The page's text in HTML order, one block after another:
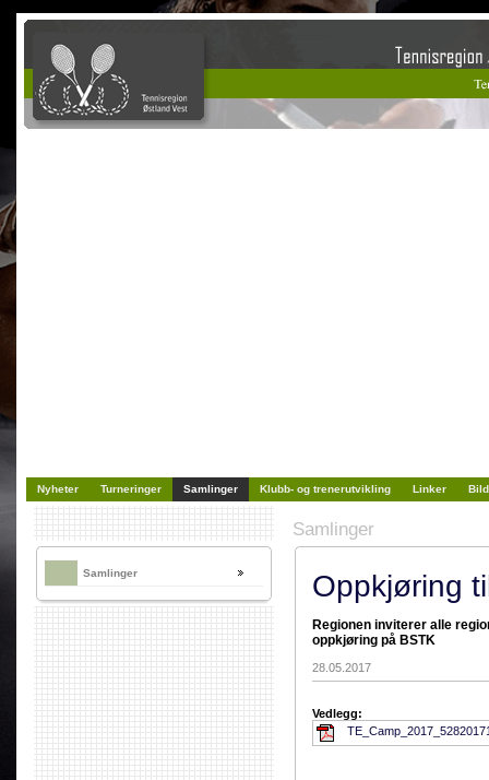
Nyheter Turneringer Samlinger Klubb- og trenerutvikling Linker
Samlinger
Samlinger
Oppkjøring
Regionen inviterer alle
oppkjøring på BSTK
28.05.2017
Vedlegg: